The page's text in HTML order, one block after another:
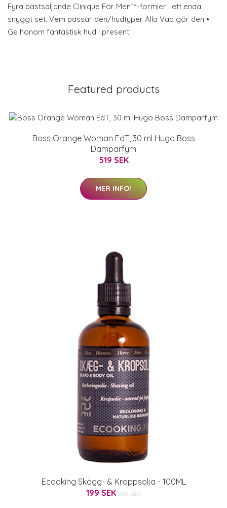
Fyra bästsäljande Clinique For Men™-formler i ett enda
snyggt set. Vem passar den/hudtyper Alla Vad gör den •
Ge honom fantastisk hud i present.
Featured products
Boss Orange Woman EdT, 30 ml Hugo Boss
Damparfym
519 SEK
MER INFO!
Ecooking Skägg- & Kroppsolja - 100ML
199 SEK 249 SEK